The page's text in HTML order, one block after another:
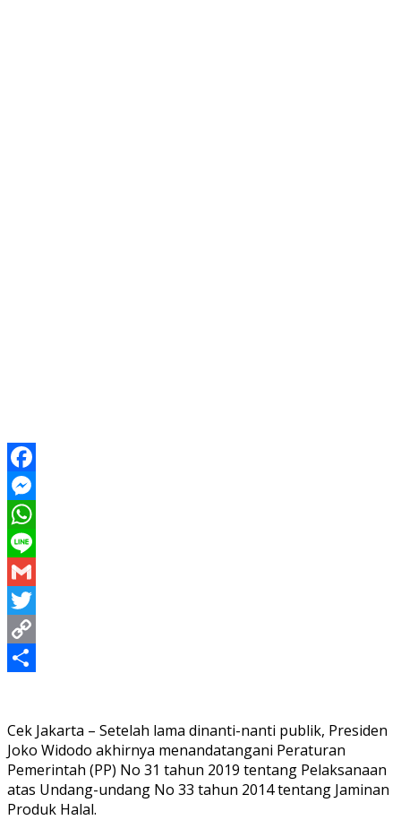
Facebook
Messenger
WhatsApp
Line
Gmail
Twitter
Copy
Cek Jakarta – Setelah lama dinanti-nanti publik, Presiden
Joko Widodo akhirnya menandatangani Peraturan
Pemerintah (PP) No 31 tahun 2019 tentang Pelaksanaan
atas Undang-undang No 33 tahun 2014 tentang Jaminan
Produk Halal.